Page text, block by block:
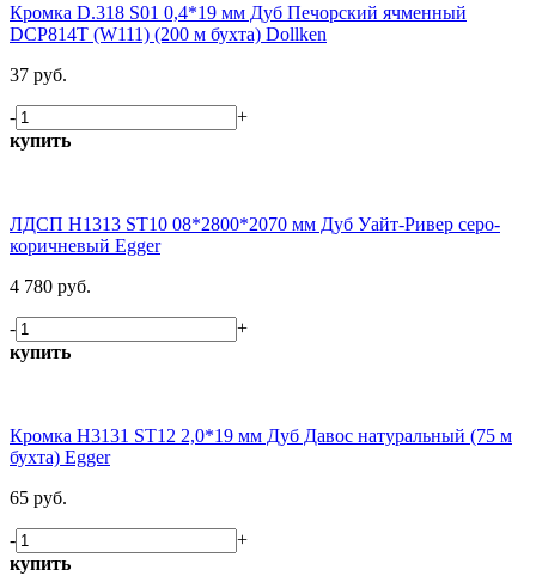
Кромка D.318 S01 0,4*19 мм Дуб Печорский ячменный
DCP814T (W111) (200 м бухта) Dollken
37 руб.
-
+
купить
ЛДСП H1313 ST10 08*2800*2070 мм Дуб Уайт-Ривер серо-
коричневый Egger
4 780 руб.
-
+
купить
Кромка H3131 ST12 2,0*19 мм Дуб Давос натуральный (75 м
бухта) Egger
65 руб.
-
+
купить